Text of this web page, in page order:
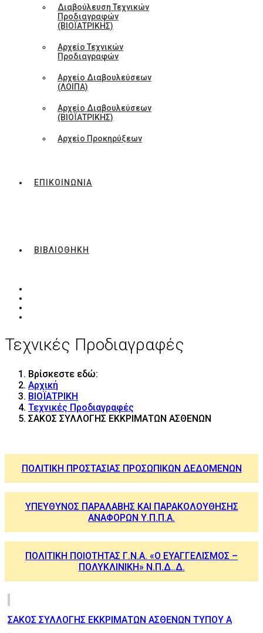
Διαβούλευση Τεχνικών
Προδιαγραφών
(ΒΙΟΪΑΤΡΙΚΗΣ)
Αρχείο Τεχνικών
Προδιαγραφών
Αρχείο Διαβουλεύσεων
(ΛΟΙΠΑ)
Αρχείο Διαβουλεύσεων
(ΒΙΟΪΑΤΡΙΚΗΣ)
Αρχείο Προκηρύξεων
ΕΠΙΚΟΙΝΩΝΙΑ
ΒΙΒΛΙΟΘΗΚΗ
Τεχνικές Προδιαγραφές
Βρίσκεστε εδώ:
Αρχική
ΒΙΟΪΑΤΡΙΚΗ
Τεχνικές Προδιαγραφές
ΣΑΚΟΣ ΣΥΛΛΟΓΗΣ ΕΚΚΡΙΜΑΤΩΝ ΑΣΘΕΝΩΝ
ΠΟΛΙΤΙΚΗ ΠΡΟΣΤΑΣΙΑΣ ΠΡΟΣΩΠΙΚΩΝ ΔΕΔΟΜΕΝΩΝ
ΥΠΕΥΘΥΝΟΣ ΠΑΡΑΛΑΒΗΣ ΚΑΙ ΠΑΡΑΚΟΛΟΥΘΗΣΗΣ
ΑΝΑΦΟΡΩΝ Υ.Π.Π.Α.
ΠΟΛΙΤΙΚΗ ΠΟΙΟΤΗΤΑΣ Γ.Ν.Α. «Ο ΕΥΑΓΓΕΛΙΣΜΟΣ –
ΠΟΛΥΚΛΙΝΙΚΗ» Ν.Π.Δ..Δ.
ΣΑΚΟΣ ΣΥΛΛΟΓΗΣ ΕΚΚΡΙΜΑΤΩΝ ΑΣΘΕΝΩΝ ΤΥΠΟΥ Α